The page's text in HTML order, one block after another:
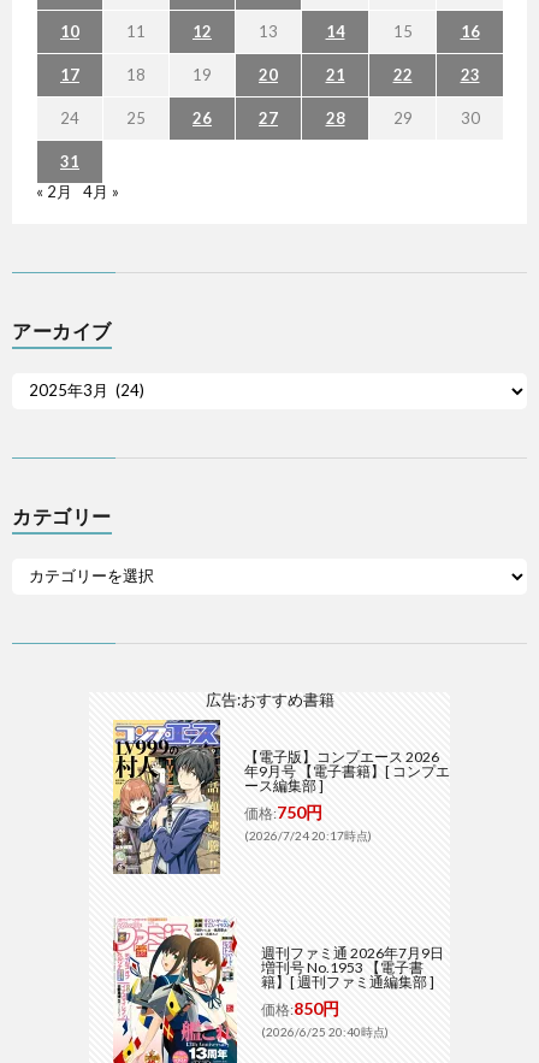
10 11 12 13 14 15 16
17 18 19 20 21 22 23
24 25 26 27 28 29 30
31
« 2月
4月 »
アーカイブ
カテゴリー
広告:おすすめ書籍
【電子版】コンプエース 2026
年9月号 【電子書籍】[ コンプエ
ース編集部 ]
価格:750円
(2026/7/24 20:17時点)
週刊ファミ通 2026年7月9日
増刊号 No.1953 【電子書
籍】[ 週刊ファミ通編集部 ]
価格:850円
(2026/6/25 20:40時点)